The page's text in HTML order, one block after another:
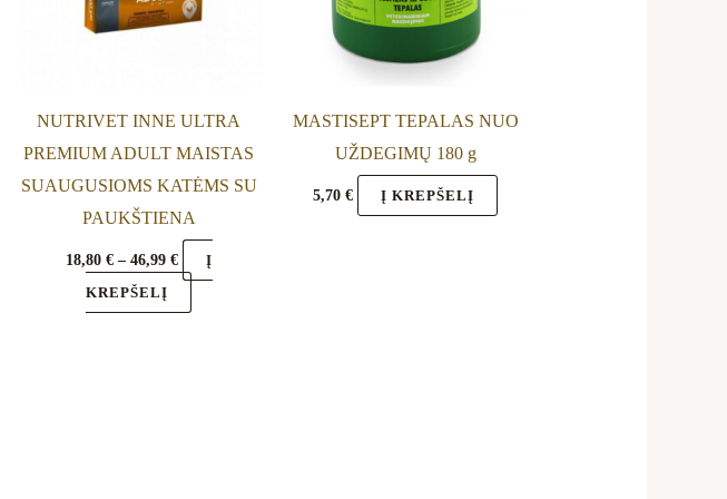
NUTRIVET INNE ULTRA
PREMIUM ADULT MAISTAS
SUAUGUSIOMS KATĖMS SU
PAUKŠTIENA
18,80 € – 46,99 €
Į
KREPŠELĮ
The
be
chosen
on
the
page
MASTISEPT TEPALAS NUO
UŽDEGIMŲ 180 g
5,70€ Į KREPŠELĮ